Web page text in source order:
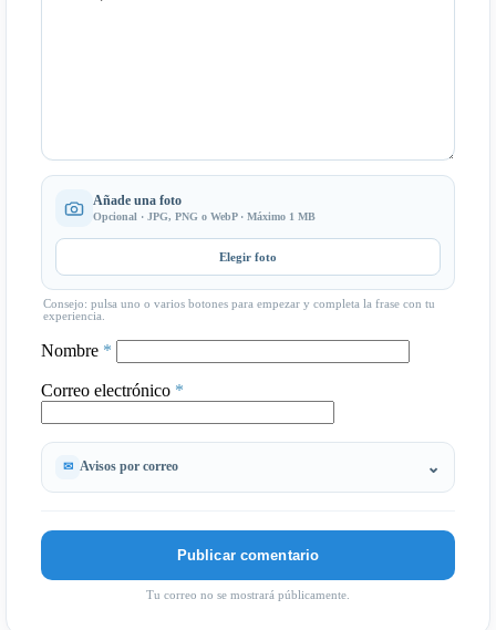
Añade una foto
Opcional · JPG, PNG o WebP · Máximo 1 MB
Elegir foto
Consejo: pulsa uno o varios botones para empezar y completa la frase con tu
experiencia.
Nombre *
Correo electrónico *
Avisos por correo
Tu correo no se mostrará públicamente.